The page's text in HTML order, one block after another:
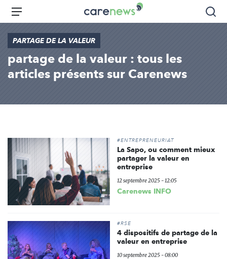
Aller
principal
Carenews,
Le
média
des
acteurs
l'engagement
Menu
PARTAGE DE LA VALEUR
partage de la valeur : tous les
articles présents sur Carenews
#ENTREPRENEURIAT
La Sapo, ou comment mieux
partager la valeur en
entreprise
12 septembre 2025 - 12:05
Carenews INFO
#RSE
4 dispositifs de partage de la
valeur en entreprise
10 septembre 2025 - 08:00